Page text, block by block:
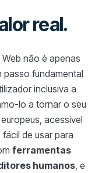
real.
não é apenas
passo fundamental
inclusiva a
lo a tornar o seu
acessível
de usar para
ferramentas
humanos, e